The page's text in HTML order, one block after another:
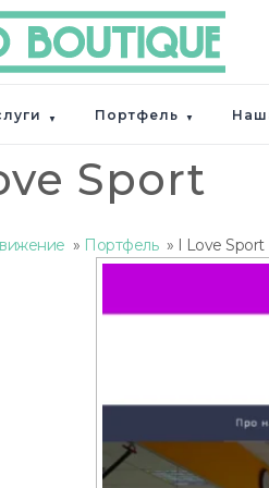
Портфель
Sport
» Портфель » I Love Sport